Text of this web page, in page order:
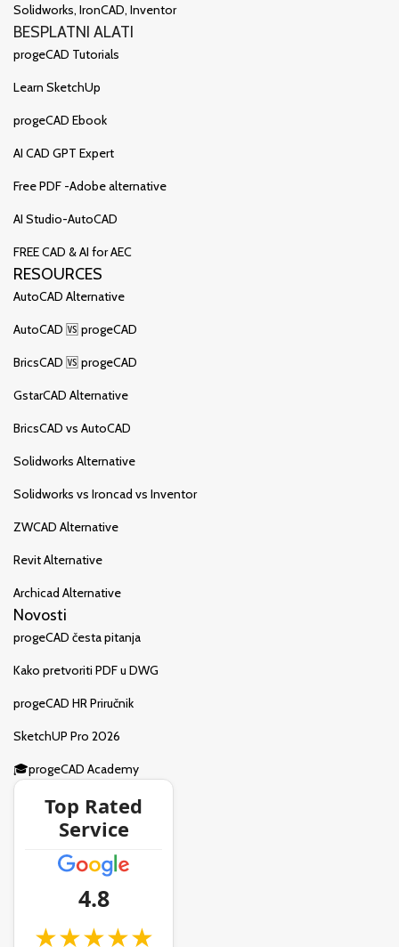
Solidworks, IronCAD, Inventor
BESPLATNI ALATI
progeCAD Tutorials
Learn SketchUp
progeCAD Ebook
AI CAD GPT Expert
Free PDF -Adobe alternative
AI Studio-AutoCAD
FREE CAD & AI for AEC
RESOURCES
AutoCAD Alternative
AutoCAD 🆚 progeCAD
BricsCAD 🆚 progeCAD
GstarCAD Alternative
BricsCAD vs AutoCAD
Solidworks Alternative
Solidworks vs Ironcad vs Inventor
ZWCAD Alternative
Revit Alternative
Archicad Alternative
Novosti
progeCAD česta pitanja
Kako pretvoriti PDF u DWG
progeCAD HR Priručnik
SketchUP Pro 2026
🎓progeCAD Academy
Top Rated
Service
4.8
★★★★★